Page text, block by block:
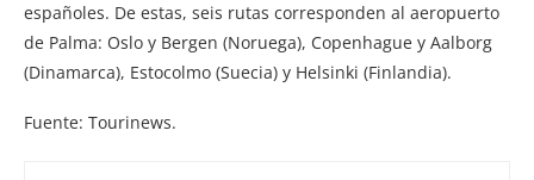
españoles. De estas, seis rutas corresponden al aeropuerto
de Palma: Oslo y Bergen (Noruega), Copenhague y Aalborg
(Dinamarca), Estocolmo (Suecia) y Helsinki (Finlandia).
Fuente: Tourinews.